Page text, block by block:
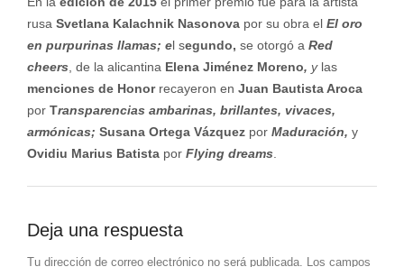
rusa Svetlana Kalachnik Nasonovapor su obra el El oro
en purpurinas llamas; el segundo, se otorgó a Red
cheers, de la alicantina Elena Jiménez Moreno, ylas
menciones de Honorrecayeron en Juan Bautista Aroca
por Transparencias ambarinas, brillantes, vivaces,
armónicas; Susana Ortega Vázquezpor Maduración, y
Ovidiu Marius Batistapor Flying dreams.
Deja una respuesta
Tu dirección de correo electrónico no será publicada. Los campos